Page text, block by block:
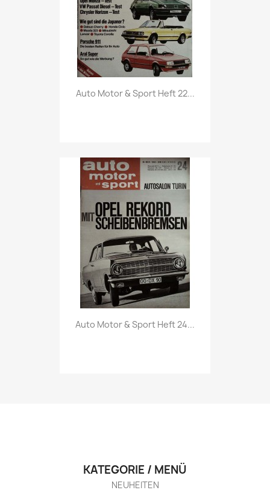
Vorschau
Auto Motor & Sport Heft 22...
Vorschau
Auto Motor & Sport Heft 24...
KATEGORIE / MENÜ
NEUHEITEN